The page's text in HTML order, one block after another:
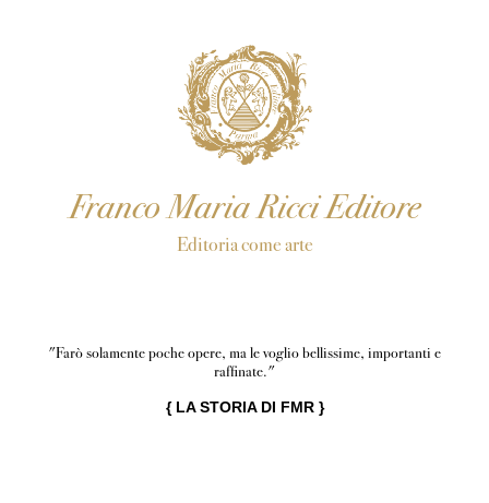
Franco Maria Ricci Editore
Editoria come arte
"Farò solamente poche opere, ma le voglio bellissime, importanti e
raffinate."
{ LA STORIA DI FMR}